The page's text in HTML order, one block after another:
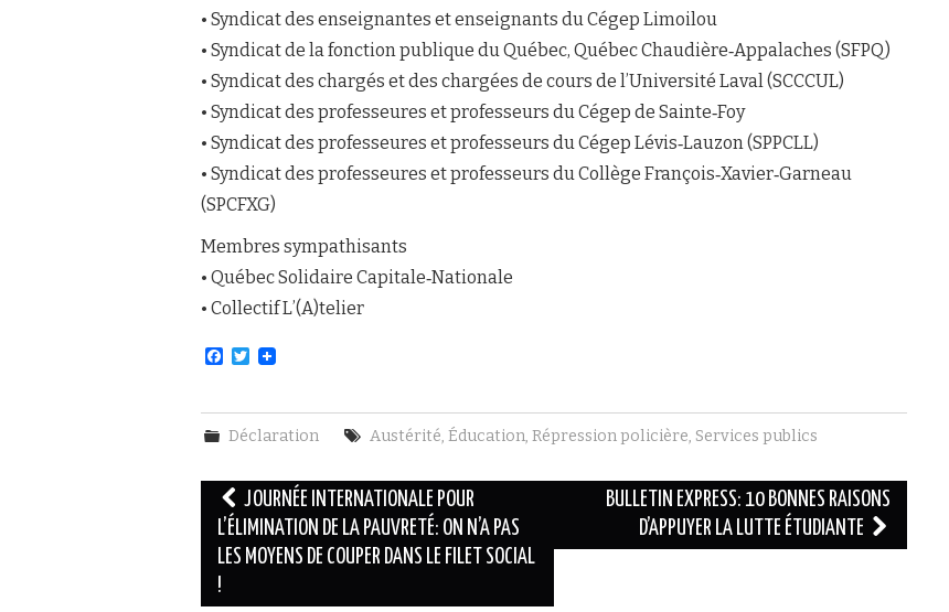
• Syndicat des enseignantes et enseignants du Cégep Limoilou
• Syndicat de la fonction publique du Québec, Québec Chaudière‐Appalaches (SFPQ)
• Syndicat des chargés et des chargées de cours de l’Université Laval (SCCCUL)
• Syndicat des professeures et professeurs du Cégep de Sainte‐Foy
• Syndicat des professeures et professeurs du Cégep Lévis‐Lauzon (SPPCLL)
• Syndicat des professeures et professeurs du Collège François‐Xavier‐Garneau
(SPCFXG)
Membres sympathisants
• Québec Solidaire Capitale‐Nationale
• Collectif L’(A)telier
F
e
b
o
k
T
t
e
Déclaration Austérité, Éducation, Répression policière, Services publics
Navigation
des
articles
JOURNÉE INTERNATIONALE POUR
L’ÉLIMINATION DE LA PAUVRETÉ: ON N’A PAS
LES MOYENS DE COUPER DANS LE FILET SOCIAL
!
BULLETIN EXPRESS: 10 BONNES RAISONS
D’APPUYER LA LUTTE ÉTUDIANTE